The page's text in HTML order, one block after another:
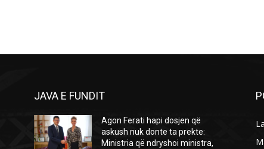
JAVA E FUNDIT
Agon Ferati hapi dosjen që
askush nuk donte ta prekte:
Ministria që ndryshoi ministra,